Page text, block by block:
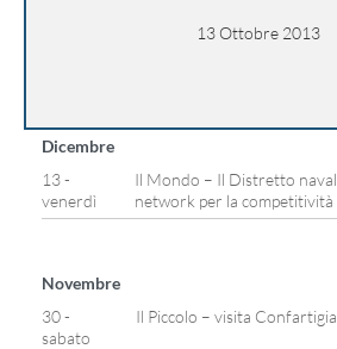
13 Ottobre 2013
Dicembre
13 -
venerdì
Il Mondo – Il Distretto
network per la competitività
Novembre
30 -
sabato
Il Piccolo – visita